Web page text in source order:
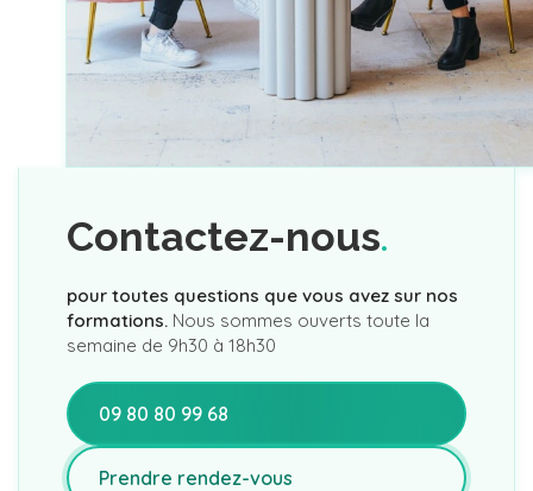
Date d’enregistrement : 27/03/2024
Date d’échéance de l’enregistrement : 27/03/2026
Contactez-nous
pour toutes questions que vous avez sur nos
formations. Nous sommes ouverts toute la
semaine de 9h30 à 18h30
09 80 80 99 68
Prendre rendez-vous